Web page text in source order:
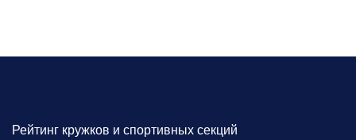
Рейтинг кружков и спортивных секций